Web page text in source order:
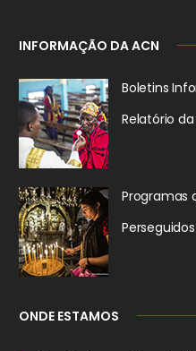
INFORMAÇÃO DA ACN
Boletins
Relatório da
Programas
Perseguidos
ONDE ESTAMOS